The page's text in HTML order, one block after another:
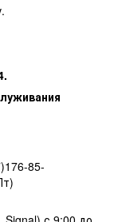
85-